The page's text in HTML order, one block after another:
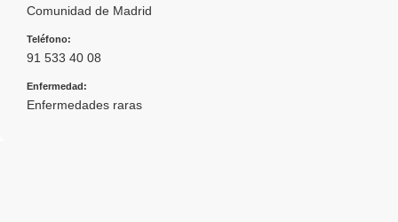
Comunidad de Madrid
Teléfono:
91 533 40 08
Enfermedad:
Enfermedades raras